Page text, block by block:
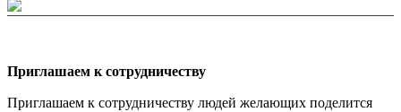
Приглашаем к сотрудничеству
Приглашаем к сотрудничеству людей желающих поделится